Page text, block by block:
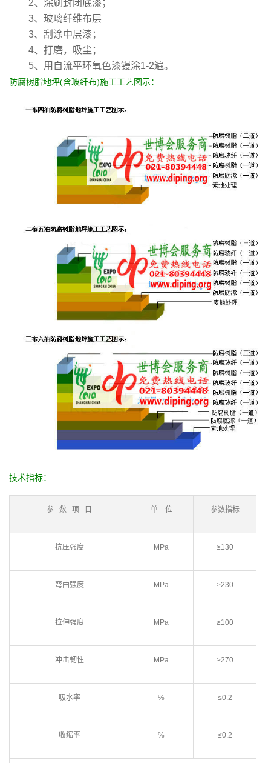
2、涂刷封闭底漆；
3、玻璃纤维布层
3、刮涂中层漆；
4、打磨，吸尘；
5、用自流平环氧色漆镘涂1-2遍。
防腐树脂地坪(含玻纤布)施工工艺图示：
技术指标：
参 数 项 目 单 位 参数指标
抗压强度 MPa ≥130
弯曲强度 MPa ≥230
拉伸强度 MPa ≥100
冲击韧性 MPa ≥270
吸水率 % ≤0.2
收缩率 % ≤0.2